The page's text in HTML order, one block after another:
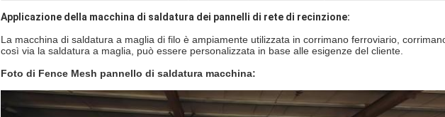
Applicazione della macchina di saldatura dei pannelli di rete di recinzione:
La macchina di saldatura a maglia di filo è ampiamente utilizzata in corrimano ferroviario,
così via la saldatura a maglia, può essere personalizzata in base alle esigenze del cliente.
Foto di Fence Mesh pannello di saldatura macchina: